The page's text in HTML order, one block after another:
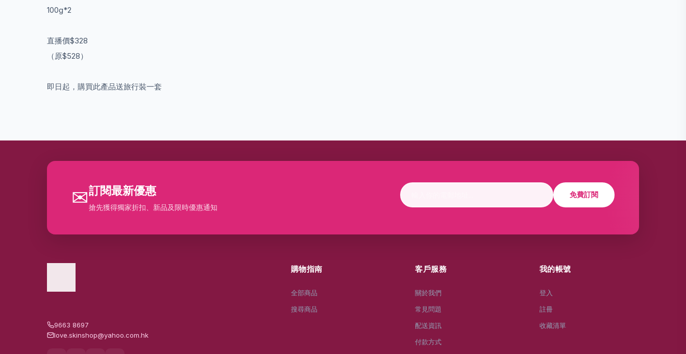
100g*2
直播價$328
（原$528）
即日起，購買此產品送旅行裝一套
✉訂閱最新優惠
搶先獲得獨家折扣、新品及限時優惠通知
免費訂閱
9663 8697
love.skinshop@yahoo.com.hk
購物指南
全部商品
搜尋商品
客戶服務
關於我們
常見問題
配送資訊
付款方式
我的帳號
登入
註冊
收藏清單